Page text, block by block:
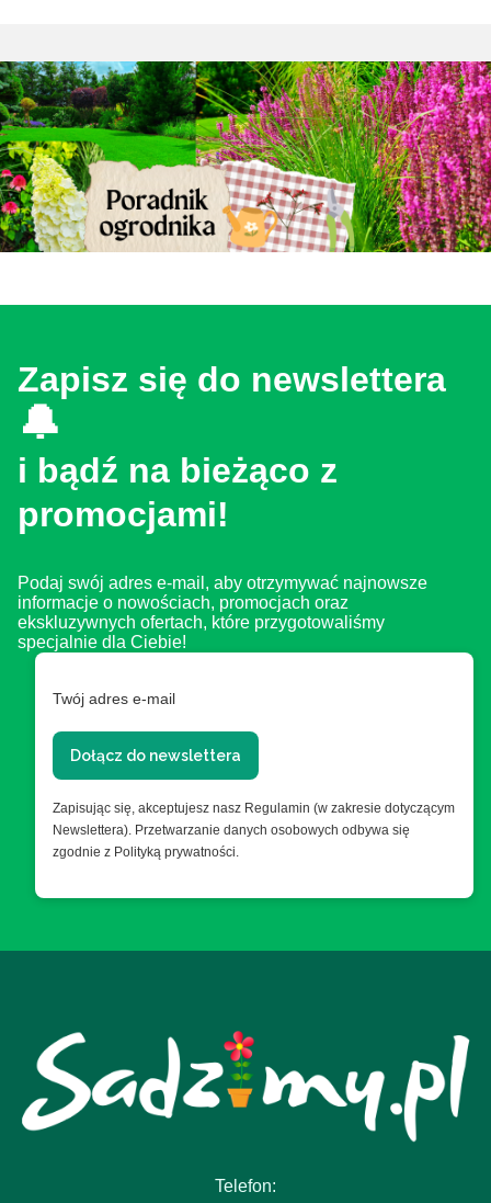
Zapisz się do newslettera
🔔
i bądź na bieżąco z
promocjami!
Podaj swój adres e-mail, aby otrzymywać najnowsze
informacje o nowościach, promocjach oraz
ekskluzywnych ofertach, które przygotowaliśmy
specjalnie dla Ciebie!
Twój adres e-mail
Dołącz do newslettera
Zapisując się, akceptujesz nasz Regulamin (w zakresie dotyczącym
Newslettera). Przetwarzanie danych osobowych odbywa się
zgodnie z Polityką prywatności.
Telefon: